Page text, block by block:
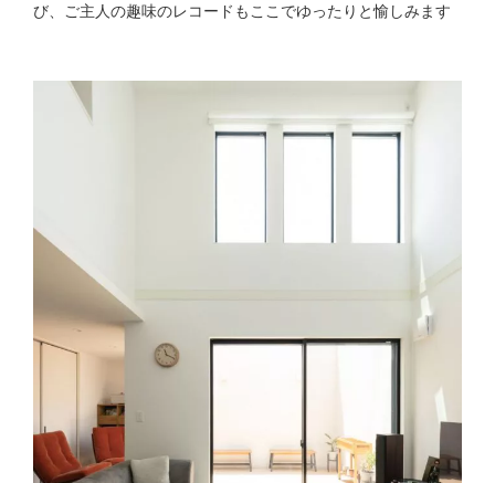
び、ご主人の趣味のレコードもここでゆったりと愉しみます